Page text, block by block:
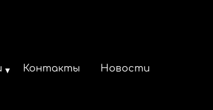
Контакты Новости